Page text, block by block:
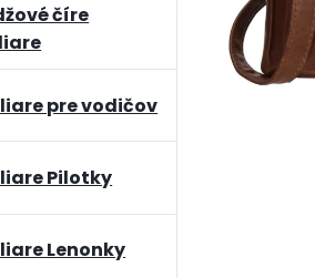
číre
pre vodičov
Pilotky
Lenonky